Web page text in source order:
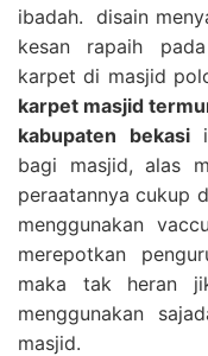
ibadah. disain
kesan rapaih
karpet di masjid
karpet masjid
kabupaten bekasi
bagi masjid, alas
peraatannya cukup
menggunakan
merepotkan
maka tak heran
menggunakan
masjid.